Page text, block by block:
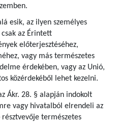
esik, az ilyen személyes
az Érintett
előterjesztéséhez,
vagy más természetes
érdekében, vagy az Unió,
közérdekéből lehet kezelni.
Ákr. 28. § alapján indokolt
vagy hivatalból elrendeli az
természetes